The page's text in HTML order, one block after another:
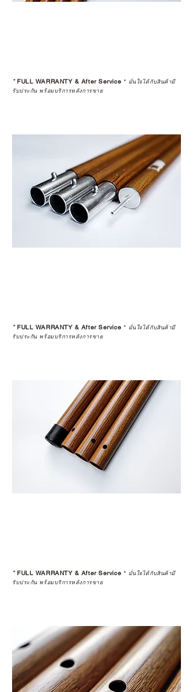
*FULL WARRANTY & After Service * มั่นใจได้กับสินค้ามี
รับประกัน พร้อมบริการหลังการขาย
*FULL WARRANTY & After Service * มั่นใจได้กับสินค้ามี
รับประกัน พร้อมบริการหลังการขาย
*FULL WARRANTY & After Service * มั่นใจได้กับสินค้ามี
รับประกัน พร้อมบริการหลังการขาย